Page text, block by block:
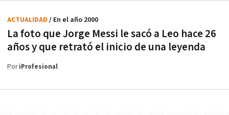
La foto que Jorge Messi le sacó a Leo hace 26
años y que retrató el inicio de una leyenda
ACTUALIDAD / En el año 2000
PoriProfesional